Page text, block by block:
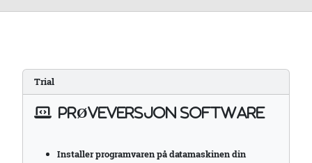
Trial
PRØVEVERSJON SOFTWARE
Installer programvaren på datamaskinen din